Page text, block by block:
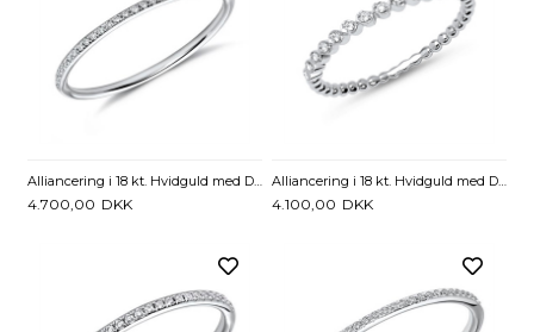
Alliancering i 18 kt. Hvidguld med Diamanter - 0,08 ct
4.700,00 DKK 4.100,00 DKK